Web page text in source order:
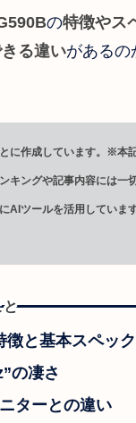
の特徴やス
る違いがあるの
に作成しています。※本
キングや記事内容には
AIツールを活用しています
と
と基本スペック
の凄さ
ターとの違い